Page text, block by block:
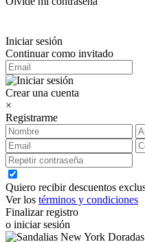
Iniciar sesión
Continuar como invitado
Crear una cuenta
×
Registrarme
Quiero recibir descuentos
Ver los términos y condiciones
Finalizar registro
o iniciar sesión